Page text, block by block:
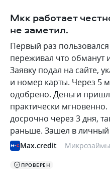
Мкк работает
не заметил.
Первый раз
переживал что обманут
Заявку подал на сайте,
и номер карты. Через 5
одобрено. Деньги
практически
досрочно через 3 дня,
раньше. Зашел в
Max.credit Микрозаймы
ПРОВЕРЕН